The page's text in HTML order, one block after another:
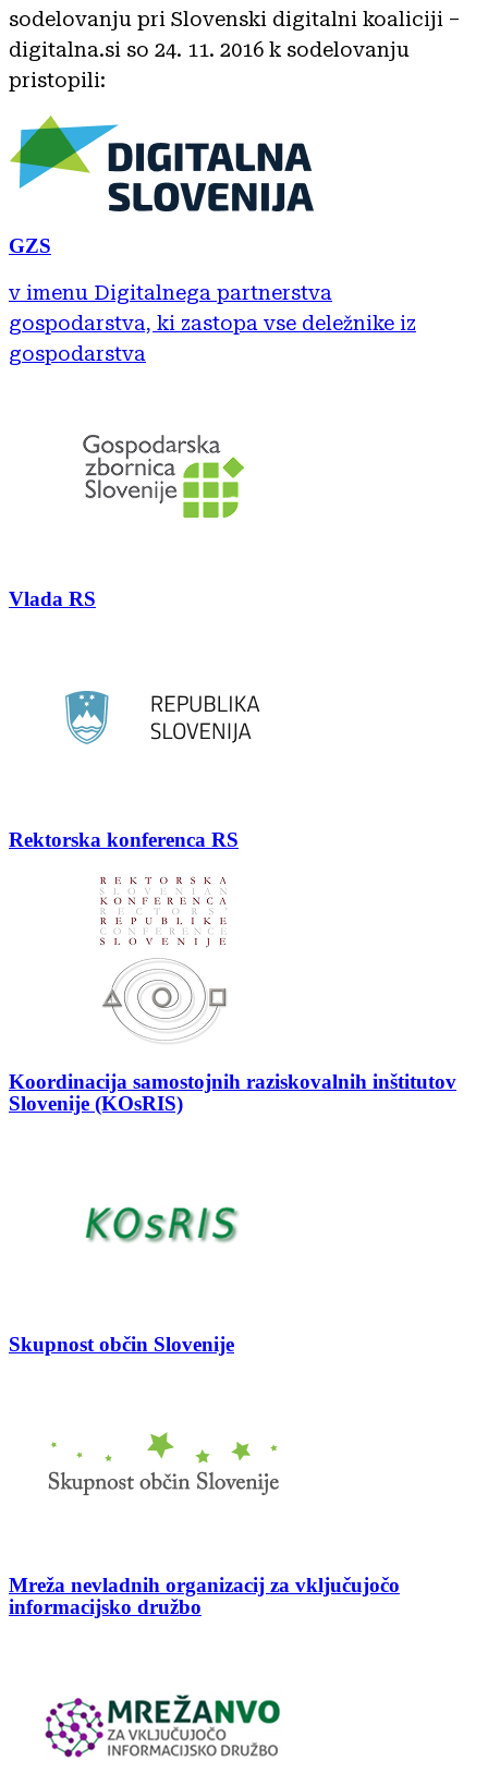
sodelovanju pri Slovenski digitalni koaliciji –
digitalna.si so 24. 11. 2016 k sodelovanju
pristopili:
GZS
v imenu Digitalnega partnerstva
gospodarstva, ki zastopa vse deležnike iz
gospodarstva
Vlada RS
Rektorska konferenca RS
Koordinacija samostojnih raziskovalnih inštitutov
Slovenije (KOsRIS)
Skupnost občin Slovenije
Mreža nevladnih organizacij za vključujočo
informacijsko družbo